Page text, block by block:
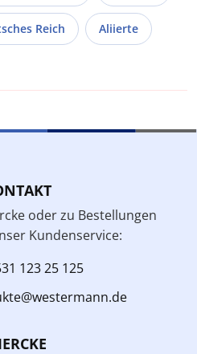
Reich Aliierte
oder zu Bestellungen
Kundenservice:
123 25 125